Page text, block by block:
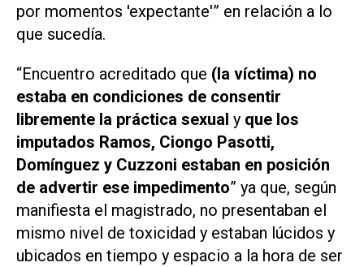
por momentos 'expectante'” en relación a lo
que sucedía.
“Encuentro acreditado que (la víctima) no
estaba en condiciones de consentir
libremente la práctica sexual y que los
imputados Ramos, Ciongo Pasotti,
Domínguez y Cuzzoni estaban en posición
de advertir ese impedimento” ya que, según
manifiesta el magistrado, no presentaban el
mismo nivel de toxicidad y estaban lúcidos y
ubicados en tiempo y espacio a la hora de ser